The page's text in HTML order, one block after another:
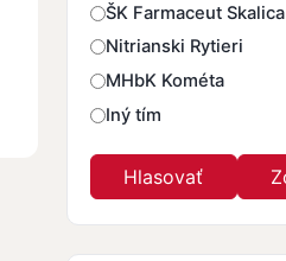
ŠK Farmaceut Skalica
Nitrianski Rytieri
MHbK Kométa
Iný tím